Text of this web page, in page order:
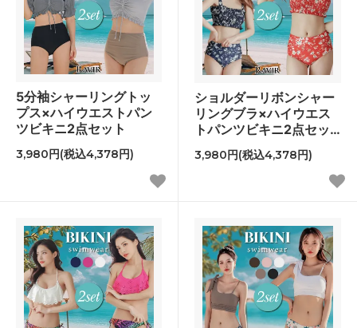
5分袖シャーリングトッ
プス×ハイウエストパン
ツビキニ2点セット
3,980円(税込4,378円)
ショルダーリボンシャー
リングブラ×ハイウエス
トパンツビキニ2点セッ
3,980円(税込4,378円)